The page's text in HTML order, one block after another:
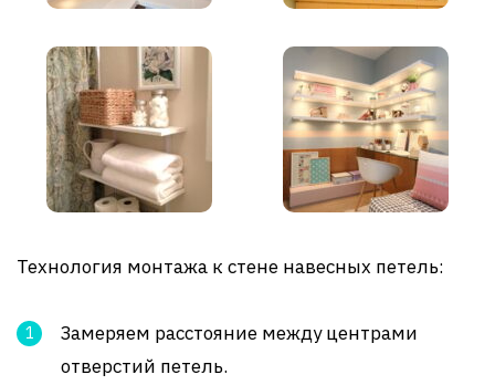
Технология монтажа к стене навесных петель:
Замеряем расстояние между центрами
отверстий петель.